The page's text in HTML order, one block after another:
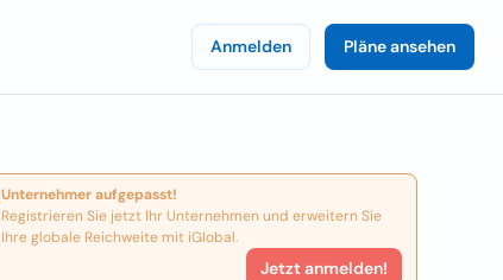
Anmelden Pläne ansehen
Unternehmer aufgepasst!
Registrieren Sie jetzt Ihr Unternehmen und erweitern Sie
Ihre globale Reichweite mit iGlobal.
Jetzt anmelden!